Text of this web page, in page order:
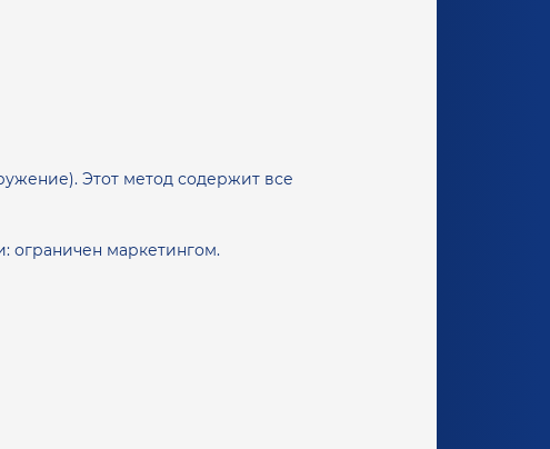
Этот метод содержит все
ограничен маркетингом.